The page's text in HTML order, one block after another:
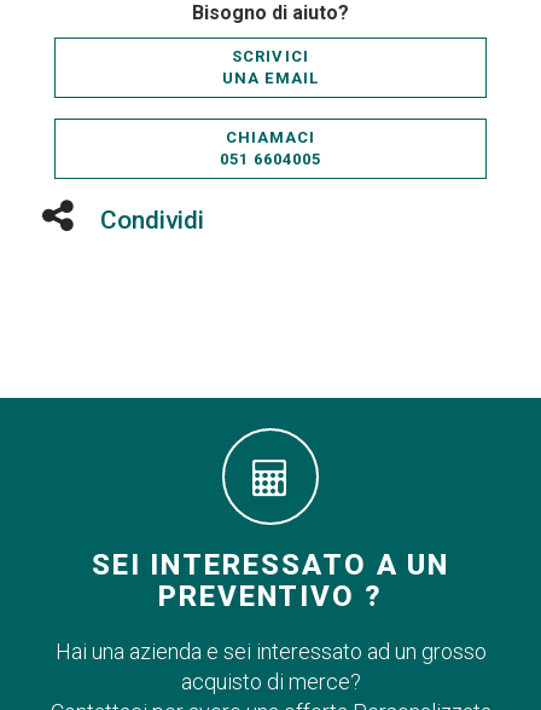
Bisogno di aiuto?
SCRIVICI
UNA EMAIL
CHIAMACI
051 6604005
Condividi
SEI INTERESSATO A UN
PREVENTIVO ?
Hai una azienda e sei interessato ad un grosso
acquisto di merce?